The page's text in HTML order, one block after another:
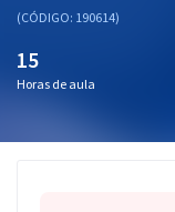
(CÓDIGO: 190614)
15
Horas de aula